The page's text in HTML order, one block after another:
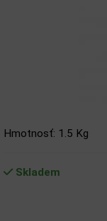
Hmotnosť: 1.5 Kg
Skladem